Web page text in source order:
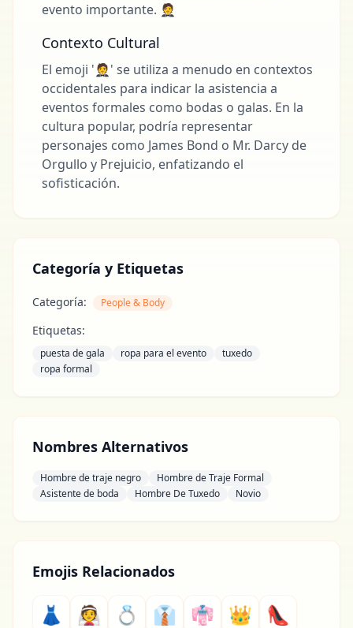
evento importante. 🤵
Contexto Cultural
El emoji '🤵' se utiliza a menudo en contextos
occidentales para indicar la asistencia a
eventos formales como bodas o galas. En la
cultura popular, podría representar
personajes como James Bond o Mr. Darcy de
Orgullo y Prejuicio, enfatizando el
sofisticación.
Categoría y Etiquetas
Categoría: People & Body
Etiquetas:
puesta de gala ropa para el evento
tuxedo
ropa formal
Nombres Alternativos
Hombre de traje negro
Hombre de Traje Formal
Asistente de boda
Hombre De Tuxedo Novio
Emojis Relacionados
👗 👰 💍 👔 👘 👑 👠